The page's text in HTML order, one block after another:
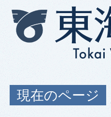
現在のページ